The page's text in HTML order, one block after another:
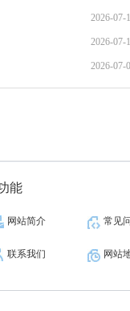
2026-07-
2026-07-
2026-07-
能
网站简介 常见
联系我们 网站